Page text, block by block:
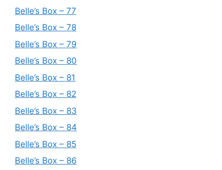
Belle’s Box – 77
Belle’s Box – 78
Belle’s Box – 79
Belle’s Box – 80
Belle’s Box – 81
Belle’s Box – 82
Belle’s Box – 83
Belle’s Box – 84
Belle’s Box – 85
Belle’s Box – 86